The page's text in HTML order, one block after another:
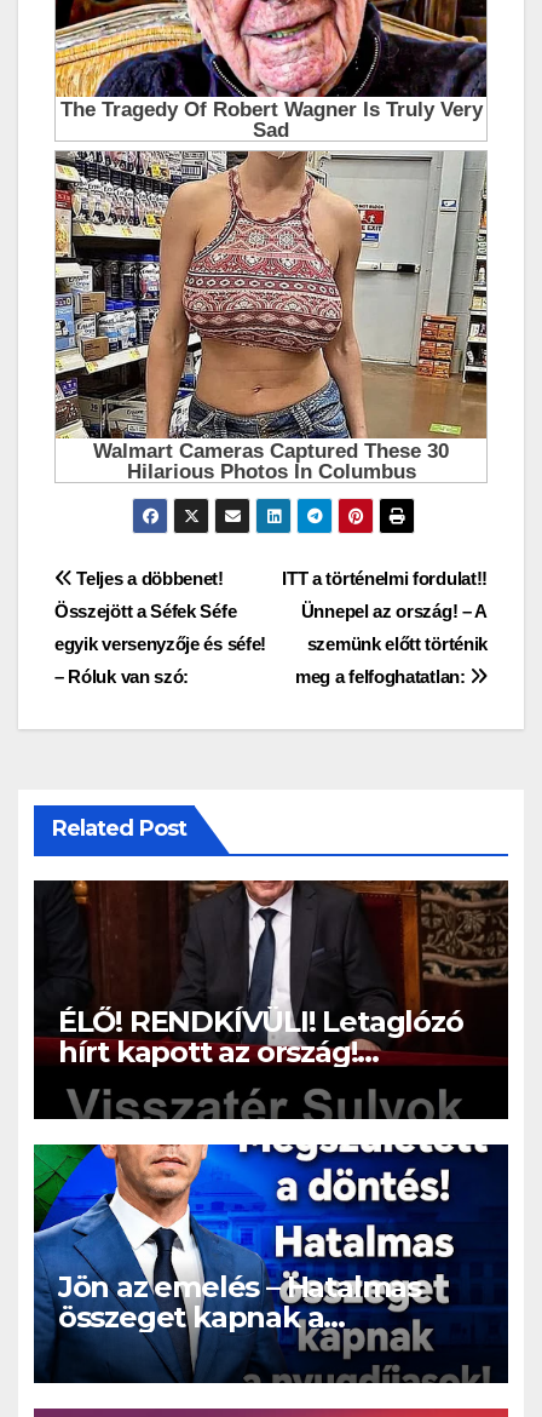
Bejegyzés
navigáció
ITT a történelmi fordulat!!
Ünnepel az ország! – A
szemünk előtt történik
meg a felfoghatatlan:
Teljes a döbbenet!
Összejött a Séfek Séfe
egyik versenyzője és séfe!
– Róluk van szó:
Related Post
ÉLŐ! RENDKÍVÜLI! Letaglózó
hírt kapott az ország!
Visszatérhet Sulyok Tamás!? –
ERRE senki nem volt
felkészülve:
Jön az emelés – Hatalmas
összeget kapnak a
nyugdíjasok!